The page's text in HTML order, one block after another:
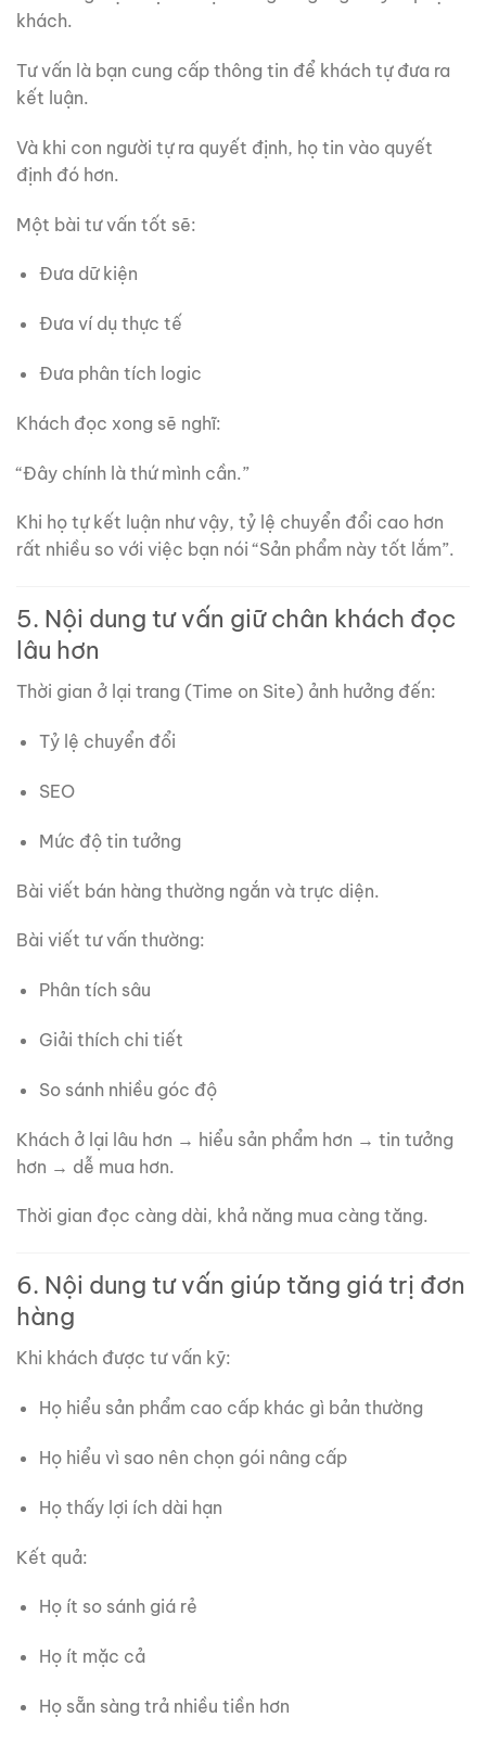
khách.
Tư vấn là bạn cung cấp thông tin để khách tự đưa ra
kết luận.
Và khi con người tự ra quyết định, họ tin vào quyết
định đó hơn.
Một bài tư vấn tốt sẽ:
Đưa dữ kiện
Đưa ví dụ thực tế
Đưa phân tích logic
Khách đọc xong sẽ nghĩ:
“Đây chính là thứ mình cần.”
Khi họ tự kết luận như vậy, tỷ lệ chuyển đổi cao hơn
rất nhiều so với việc bạn nói “Sản phẩm này tốt lắm”.
5. Nội dung tư vấn giữ chân khách đọc
lâu hơn
Thời gian ở lại trang (Time on Site) ảnh hưởng đến:
Tỷ lệ chuyển đổi
SEO
Mức độ tin tưởng
Bài viết bán hàng thường ngắn và trực diện.
Bài viết tư vấn thường:
Phân tích sâu
Giải thích chi tiết
So sánh nhiều góc độ
Khách ở lại lâu hơn → hiểu sản phẩm hơn → tin tưởng
hơn → dễ mua hơn.
Thời gian đọc càng dài, khả năng mua càng tăng.
6. Nội dung tư vấn giúp tăng giá trị đơn
hàng
Khi khách được tư vấn kỹ:
Họ hiểu sản phẩm cao cấp khác gì bản thường
Họ hiểu vì sao nên chọn gói nâng cấp
Họ thấy lợi ích dài hạn
Kết quả:
Họ ít so sánh giá rẻ
Họ ít mặc cả
Họ sẵn sàng trả nhiều tiền hơn